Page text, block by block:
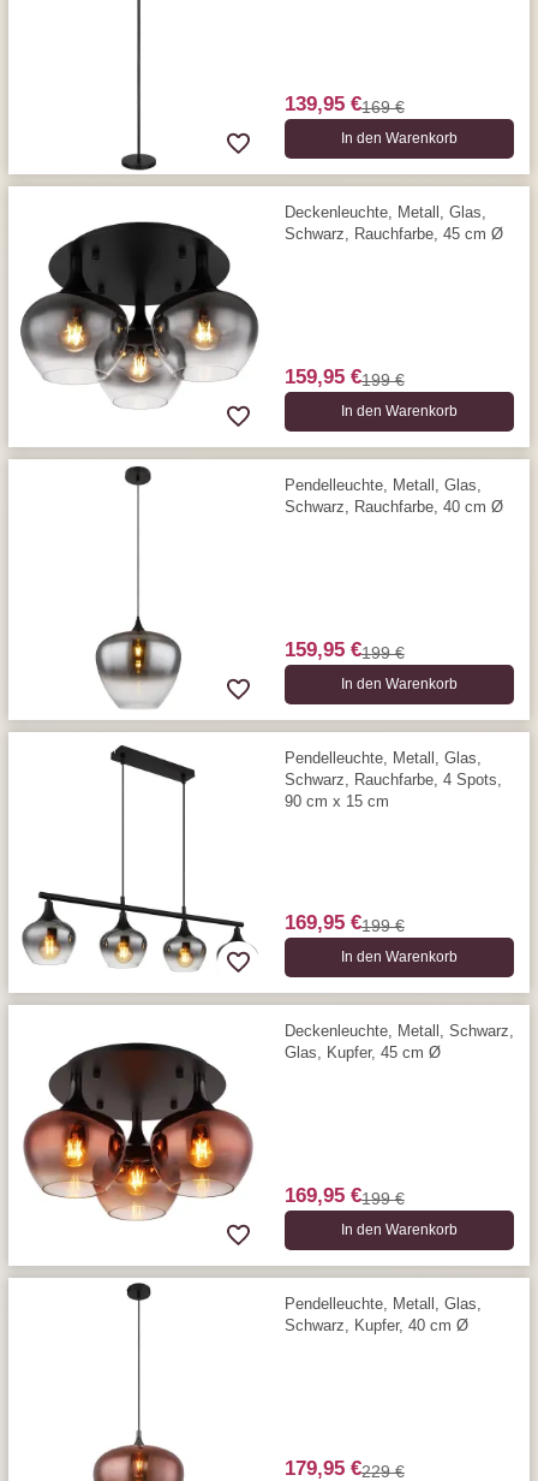
139,95 €169 €
In den Warenkorb
Deckenleuchte, Metall, Glas,
Schwarz, Rauchfarbe, 45 cm Ø
159,95 €199 €
In den Warenkorb
Pendelleuchte, Metall, Glas,
Schwarz, Rauchfarbe, 40 cm Ø
159,95 €199 €
In den Warenkorb
Pendelleuchte, Metall, Glas,
Schwarz, Rauchfarbe, 4 Spots,
90 cm x 15 cm
169,95 €199 €
In den Warenkorb
Deckenleuchte, Metall, Schwarz,
Glas, Kupfer, 45 cm Ø
169,95 €199 €
In den Warenkorb
Pendelleuchte, Metall, Glas,
Schwarz, Kupfer, 40 cm Ø
179,95 €229 €